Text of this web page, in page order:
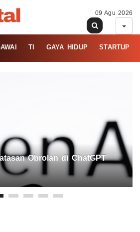
09 Agu 2026
TI GAYA HIDUP STARTUP
Obrolan di ChatGPT